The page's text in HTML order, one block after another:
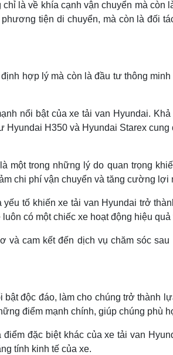
là về khía cạnh vận chuyển mà
tiện di chuyển, mà còn là đối
hợp lý mà còn là đầu tư thông
nổi bật của xe tải van Hyundai.
Hyundai H350 và Hyundai Starex
một trong những lý do quan trọng
chi phí vận chuyển và tăng cường lợi
tố khiến xe tải van Hyundai trở
có một chiếc xe hoạt động hiệu
và cam kết đến dịch vụ chăm sóc
độc đáo, làm cho chúng trở thành
điểm mạnh chính, giúp chúng phù
đặc biệt khác của xe tải van
tính kinh tế của xe.